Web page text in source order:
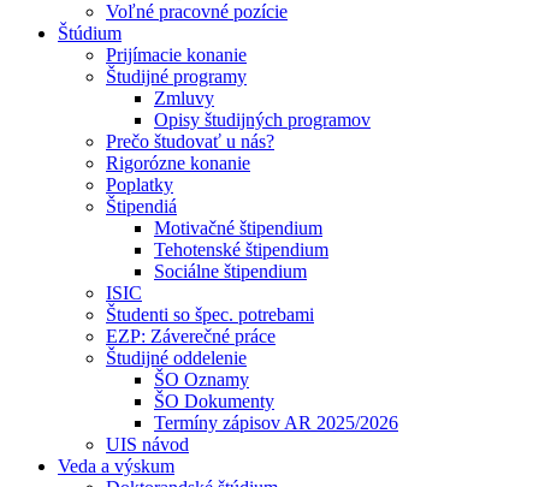
Voľné pracovné pozície
Štúdium
Prijímacie konanie
Študijné programy
Zmluvy
Opisy študijných programov
Prečo študovať u nás?
Rigorózne konanie
Poplatky
Štipendiá
Motivačné štipendium
Tehotenské štipendium
Sociálne štipendium
ISIC
Študenti so špec. potrebami
EZP: Záverečné práce
Študijné oddelenie
ŠO Oznamy
ŠO Dokumenty
Termíny zápisov AR 2025/2026
UIS návod
Veda a výskum